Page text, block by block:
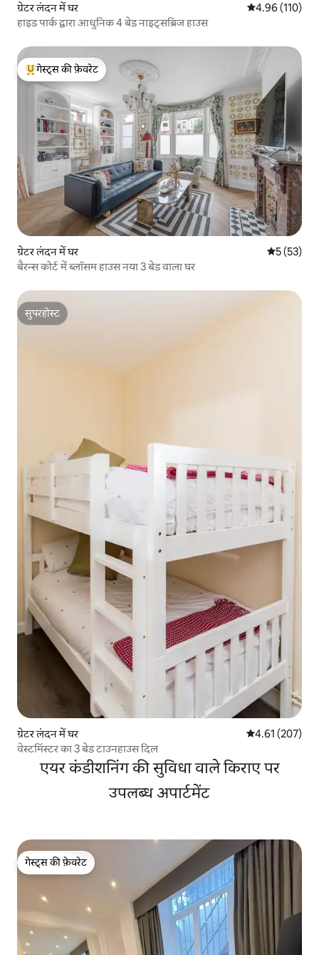
ग्रेटर लंदन में घर औसत रेटिंग 5 में से
4.96 (110)
हाइड पार्क द्वारा आधुनिक 4 बेड नाइट्सब्रिज हाउस
गेस्ट्स का टॉप फ़ेवरेट
गेस्ट्स की फ़ेवरेट
ग्रेटर लंदन में घर औसत रेटिंग
5 (53)
बैरन्स कोर्ट में ब्लॉसम हाउस नया 3 बेड वाला घर
सुपरहोस्ट
सुपरहोस्ट
ग्रेटर लंदन में घर औसत रेटिंग 5 में से
4.61 (207)
वेस्टमिंस्टर का 3 बेड टाउनहाउस दिल
एयर कंडीशनिंग की सुविधा वाले किराए पर
उपलब्ध अपार्टमेंट
गेस्ट्स की फ़ेवरेट
गेस्ट्स की फ़ेवरेट